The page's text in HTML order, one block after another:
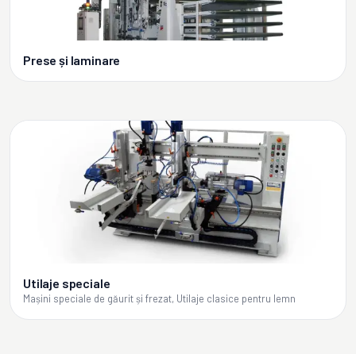
Prese și laminare
Utilaje speciale
Mașini speciale de găurit și frezat, Utilaje clasice pentru lemn